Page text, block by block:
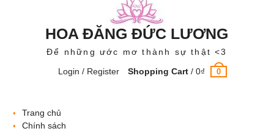
HOA ĐĂNG ĐỨC LƯƠNG
Để những ước mơ thành sự thật <3
Login / Register
Shopping Cart /0₫ 0
Trang chủ
Chính sách